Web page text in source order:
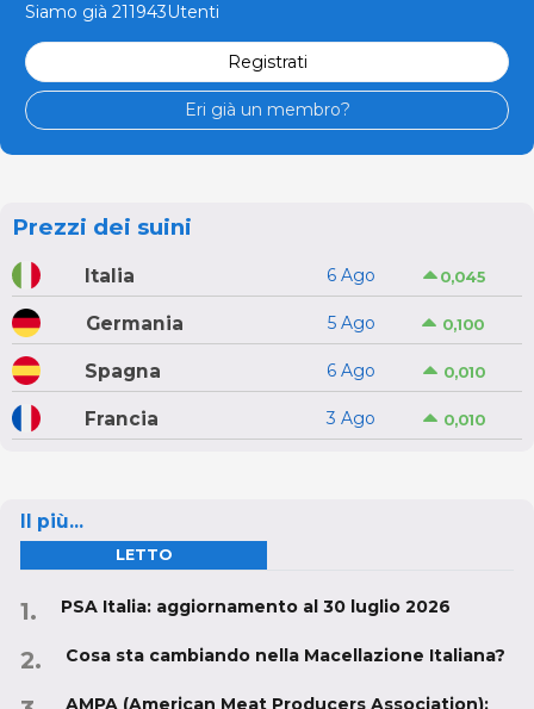
Siamo già 211943Utenti
Registrati
Eri già un membro?
Prezzi dei suini
Italia 6 Ago 0,045
Germania 5 Ago 0,100
Spagna 6 Ago 0,010
Francia 3 Ago 0,010
Il più...
LETTO
PSA Italia: aggiornamento al 30 luglio 2026
Cosa sta cambiando nella Macellazione Italiana?